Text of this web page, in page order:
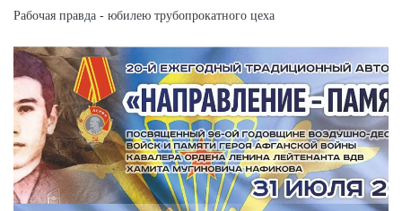
Рабочая правда - юбилею трубопрокатного цеха